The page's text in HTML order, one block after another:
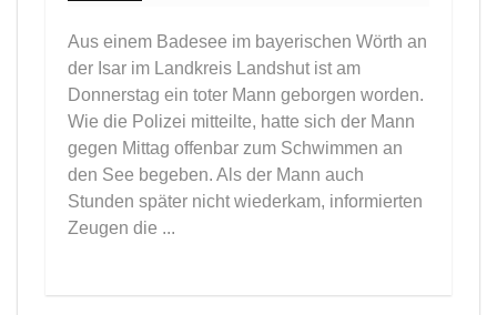
Aus einem Badesee im bayerischen Wörth an
der Isar im Landkreis Landshut ist am
Donnerstag ein toter Mann geborgen worden.
Wie die Polizei mitteilte, hatte sich der Mann
gegen Mittag offenbar zum Schwimmen an
den See begeben. Als der Mann auch
Stunden später nicht wiederkam, informierten
Zeugen die ...